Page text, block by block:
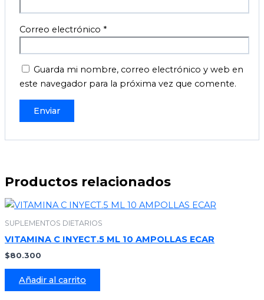
Correo electrónico *
Guarda mi nombre, correo electrónico y web en
este navegador para la próxima vez que comente.
Productos relacionados
SUPLEMENTOS DIETARIOS
VITAMINA C INYECT.5 ML 10 AMPOLLAS ECAR
$80.300
Añadir al carrito